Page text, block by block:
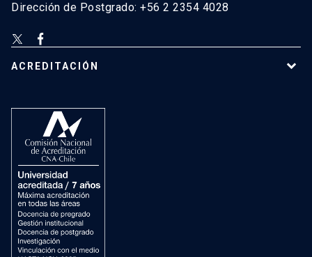
Dirección de Postgrado: +56 2 2354 4028
ACREDITACIÓN